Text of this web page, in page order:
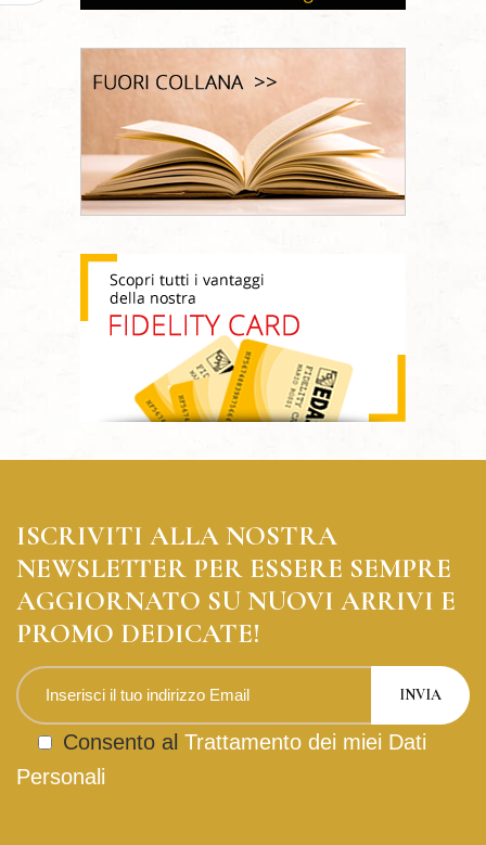
ISCRIVITI ALLA NOSTRA
NEWSLETTER PER ESSERE SEMPRE
AGGIORNATO SU NUOVI ARRIVI E
PROMO DEDICATE!
Consento al Trattamento dei miei Dati
Personali